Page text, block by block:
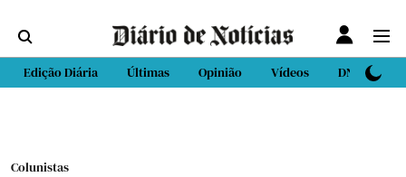
Edição Diária Últimas Opinião Vídeos DN Sport
Colunistas